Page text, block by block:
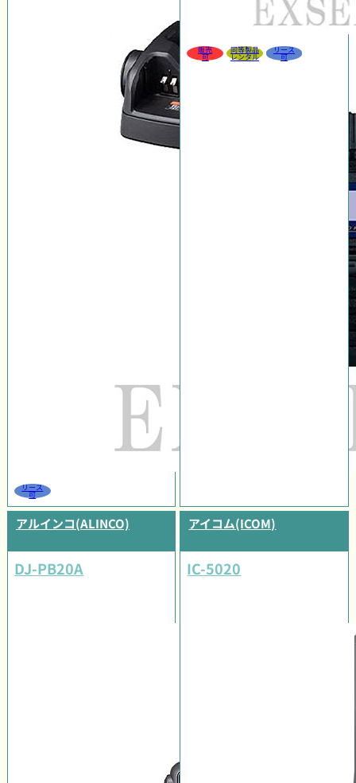
リース
可
販売
可
同等製品
レンタル
リース
可
アルインコ(ALINCO)
DJ-PB20A
アイコム(ICOM)
IC-5020